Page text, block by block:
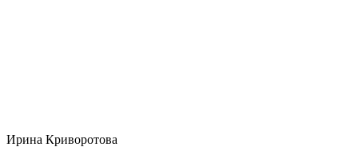
Ирина Криворотова